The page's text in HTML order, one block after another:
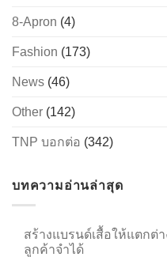
8-Apron (4)
Fashion (173)
News (46)
Other (142)
TNP บอกต่อ (342)
บทความอ่านล่าสุด
สร้างแบรนด์เสื้อให้แตกต่
ลูกค้าจำได้